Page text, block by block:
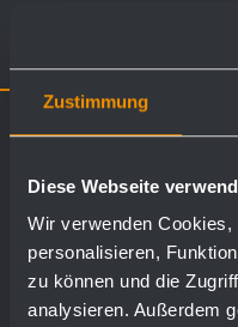
Zustimmung
Diese Webseite
Wir verwenden
personalisieren,
zu können und die
analysieren. Außerdem